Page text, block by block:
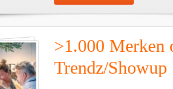
>1.000 Merken
Trendz/Showup